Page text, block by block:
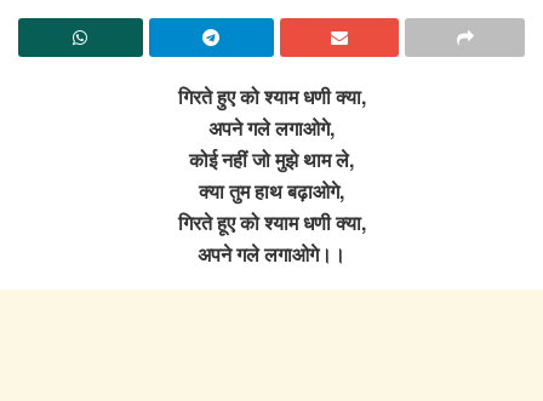
गिरते हुए को श्याम धणी क्या,
अपने गले लगाओगे,
कोई नहीं जो मुझे थाम ले,
क्या तुम हाथ बढ़ाओगे,
गिरते हूए को श्याम धणी क्या,
अपने गले लगाओगे।।